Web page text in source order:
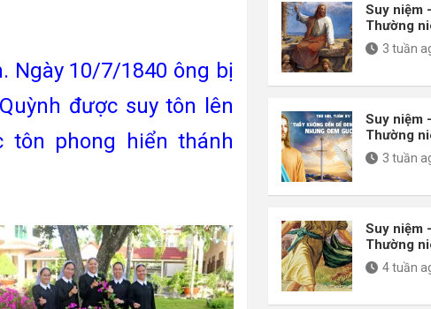
Ngày 10/7/1840 ông bị
được suy tôn lên
tôn phong hiển thánh
Suy niệm
Thường
3 tuần
Suy niệm
Thường
3 tuần
Suy niệm
Thường
4 tuần